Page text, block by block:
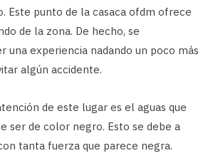
Este punto de la casaca ofdm ofrece
de la zona. De hecho, se
una experiencia nadando un poco más
algún accidente.
de este lugar es el aguas que
ser de color negro. Esto se debe a
tanta fuerza que parece negra.